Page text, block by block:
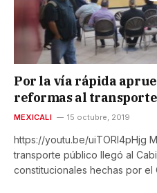
Por la vía rápida
reformas al transporte
MEXICALI 15 octubre, 2019
https://youtu.be/uiTORl4pHjg
transporte público llegó al
constitucionales hechas por